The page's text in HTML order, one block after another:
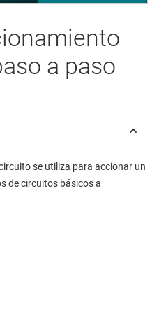
Video
a paso
se utiliza para accionar un
de circuitos básicos a